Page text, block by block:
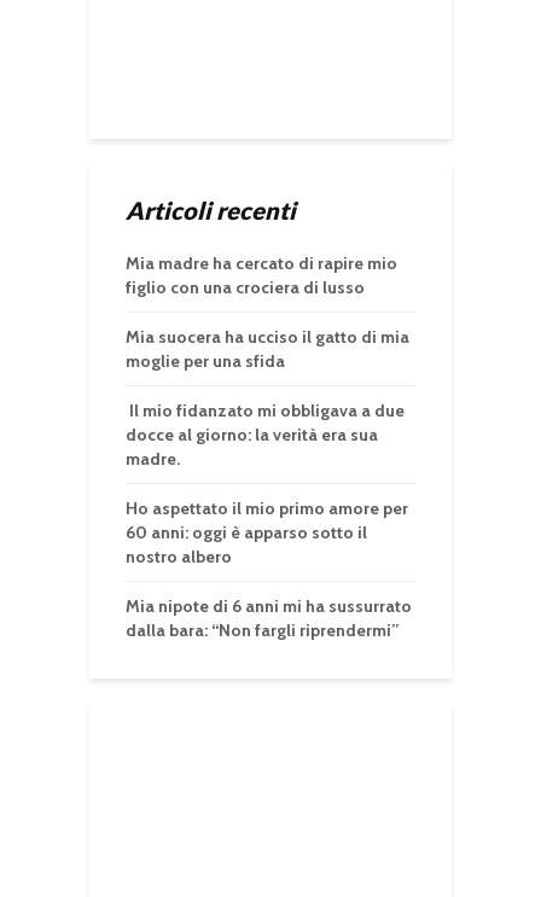
Articoli recenti
Mia madre ha cercato di rapire mio
figlio con una crociera di lusso
Mia suocera ha ucciso il gatto di mia
moglie per una sfida
Il mio fidanzato mi obbligava a due
docce al giorno: la verità era sua
madre.
Ho aspettato il mio primo amore per
60 anni: oggi è apparso sotto il
nostro albero
Mia nipote di 6 anni mi ha sussurrato
dalla bara: “Non fargli riprendermi”